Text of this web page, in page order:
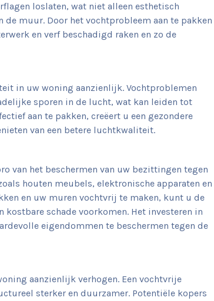
loslaten, wat niet alleen esthetisch
muur. Door het vochtprobleem aan te pakken
en verf beschadigd raken en zo de
in uw woning aanzienlijk. Vochtproblemen
sporen in de lucht, wat kan leiden tot
aan te pakken, creëert u een gezondere
van een betere luchtkwaliteit.
van het beschermen van uw bezittingen tegen
houten meubels, elektronische apparaten en
en uw muren vochtvrij te maken, kunt u de
schade voorkomen. Het investeren in
eigendommen te beschermen tegen de
aanzienlijk verhogen. Een vochtvrije
sterker en duurzamer. Potentiële kopers